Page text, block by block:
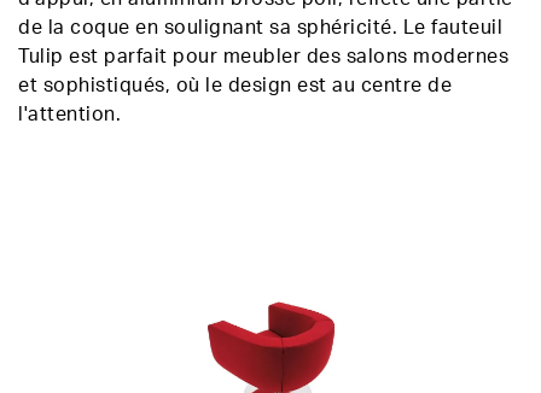
de la coque en soulignant sa sphéricité. Le fauteuil
Tulip est parfait pour meubler des salons modernes
et sophistiqués, où le design est au centre de
l'attention.